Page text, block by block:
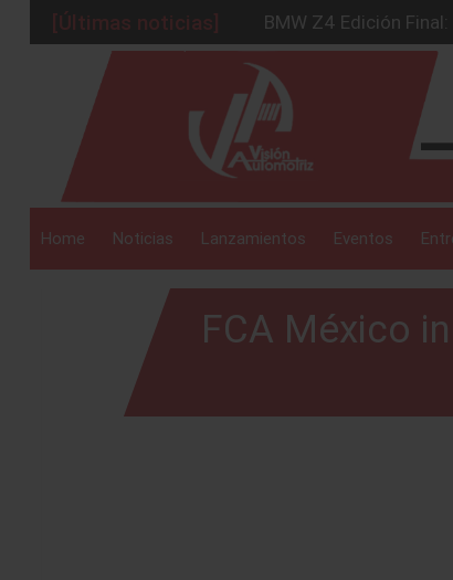
[Últimas noticias]
BMW Z4 Edición
Ford Edge Híbrida: la
Ventas se estabilizan:
Será 2026, año de
Chirey lanzará su
Home Noticias Lanzamientos Eventos
FCA México